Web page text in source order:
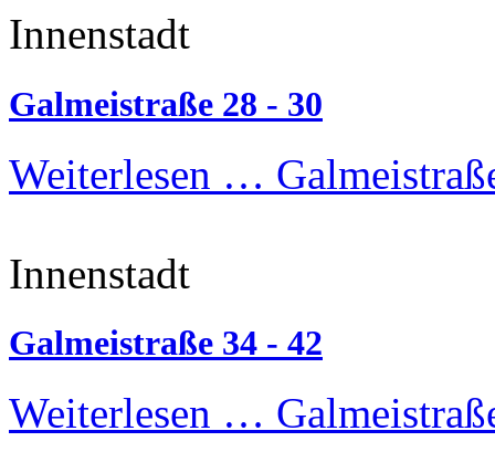
Innenstadt
Galmeistraße 28 - 30
Weiterlesen …
Innenstadt
Galmeistraße 34 - 42
Weiterlesen …